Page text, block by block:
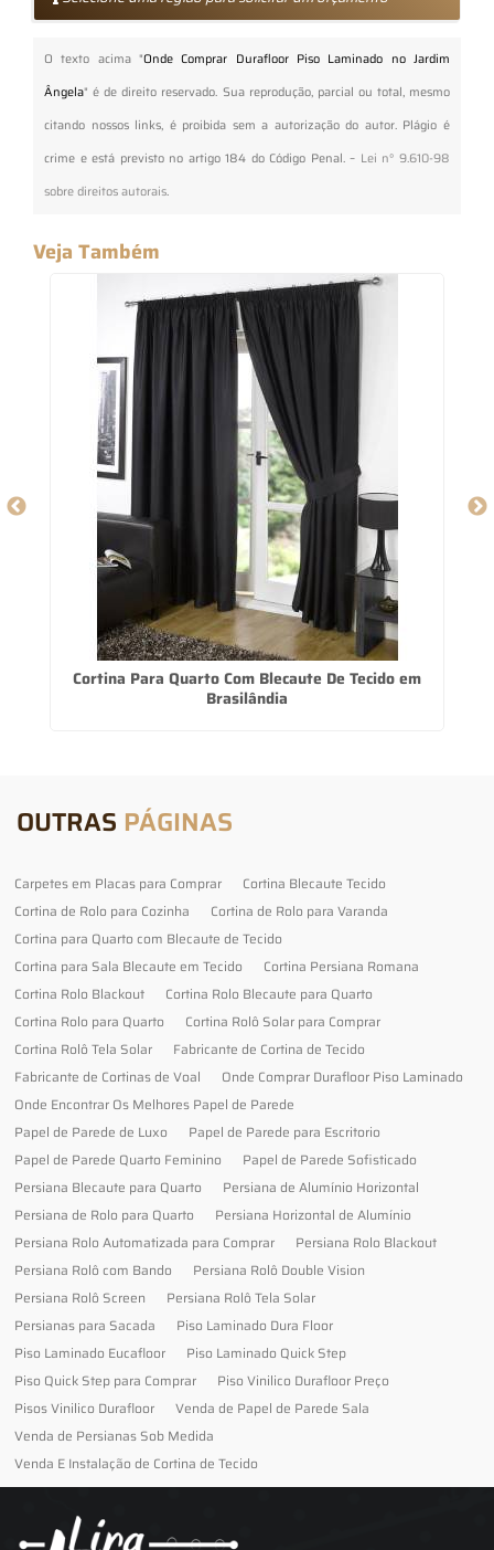
O texto acima "Onde Comprar Durafloor Piso Laminado no Jardim
Ângela" é de direito reservado. Sua reprodução, parcial ou total, mesmo
citando nossos links, é proibida sem a autorização do autor. Plágio é
crime e está previsto no artigo 184 do Código Penal. – Lei n° 9.610-98
sobre direitos autorais.
Veja Também
Cortina Para Quarto Com Blecaute De Tecido em
Brasilândia
OUTRAS PÁGINAS
Carpetes em Placas para Comprar
Cortina Blecaute Tecido
Cortina de Rolo para Cozinha
Cortina de Rolo para Varanda
Cortina para Quarto com Blecaute de Tecido
Cortina para Sala Blecaute em Tecido
Cortina Persiana Romana
Cortina Rolo Blackout
Cortina Rolo Blecaute para Quarto
Cortina Rolo para Quarto
Cortina Rolô Solar para Comprar
Cortina Rolô Tela Solar
Fabricante de Cortina de Tecido
Fabricante de Cortinas de Voal
Onde Comprar Durafloor Piso Laminado
Onde Encontrar Os Melhores Papel de Parede
Papel de Parede de Luxo
Papel de Parede para Escritorio
Papel de Parede Quarto Feminino
Papel de Parede Sofisticado
Persiana Blecaute para Quarto
Persiana de Alumínio Horizontal
Persiana de Rolo para Quarto
Persiana Horizontal de Alumínio
Persiana Rolo Automatizada para Comprar
Persiana Rolo Blackout
Persiana Rolô com Bando
Persiana Rolô Double Vision
Persiana Rolô Screen
Persiana Rolô Tela Solar
Persianas para Sacada
Piso Laminado Dura Floor
Piso Laminado Eucafloor
Piso Laminado Quick Step
Piso Quick Step para Comprar
Piso Vinilico Durafloor Preço
Pisos Vinilico Durafloor
Venda de Papel de Parede Sala
Venda de Persianas Sob Medida
Venda E Instalação de Cortina de Tecido